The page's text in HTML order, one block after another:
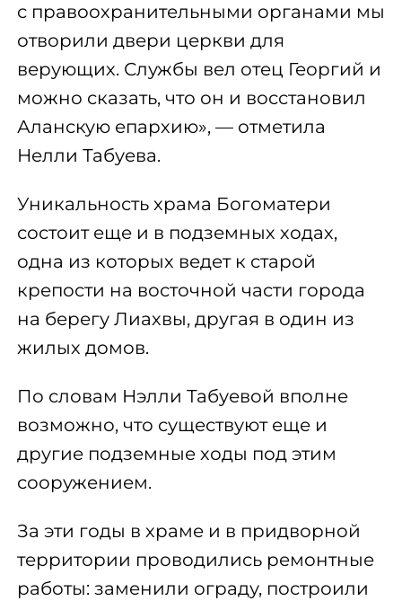
с правоохранительными органами мы
отворили двери церкви для
верующих. Службы вел отец Георгий и
можно сказать, что он и восстановил
Аланскую епархию», — отметила
Нелли Табуева.
Уникальность храма Богоматери
состоит еще и в подземных ходах,
одна из которых ведет к старой
крепости на восточной части города
на берегу Лиахвы, другая в один из
жилых домов.
По словам Нэлли Табуевой вполне
возможно, что существуют еще и
другие подземные ходы под этим
сооружением.
За эти годы в храме и в придворной
территории проводились ремонтные
работы: заменили ограду, построили